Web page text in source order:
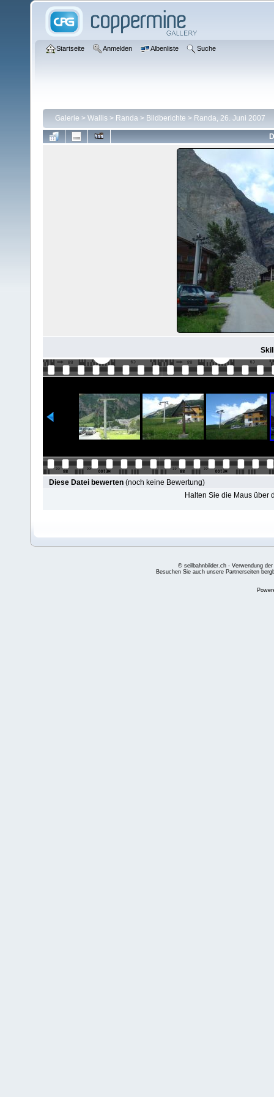
Startseite Anmelden Albenliste Suche
Galerie > Wallis > Randa > Bildberichte > Randa, 26. Juni 2007
Diese Datei bewerten (noch keine Bewertung)
Halten Sie die Maus über
© seilbahnbilder.ch - Verwendung
Besuchen Sie auch unsere Partnerseiten